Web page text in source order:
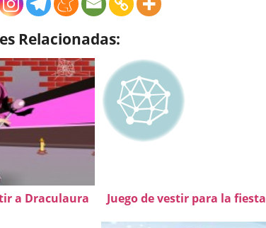
Relacionadas:
a Draculaura Juego de vestir para la fiesta